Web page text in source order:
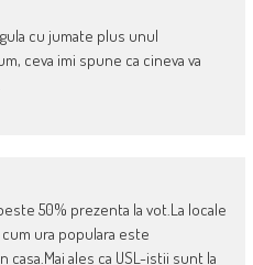
cu jumate plus unul
ceva imi spune ca cineva va
50% prezenta la vot.La locale
ura populara este
casa.Mai ales ca USL-istii sunt la